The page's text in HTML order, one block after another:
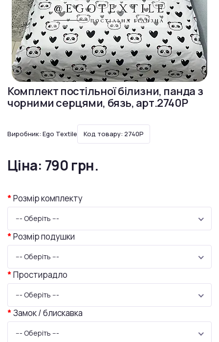
Комплект постільної білизни, панда з
чорними серцями, бязь, арт.2740P
Виробник: Ego Textile Код товару: 2740P
Ціна: 790 грн.
Розмір комплекту
--- Оберіть ---
Розмір подушки
--- Оберіть ---
Простирадло
--- Оберіть ---
Замок / блискавка
--- Оберіть ---